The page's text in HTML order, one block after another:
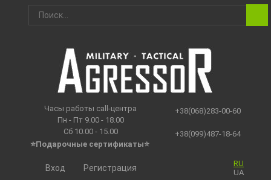
Часы работы call-центра
Пн - Пт 9.00 - 18.00
Сб 10.00 - 15.00
⭐Подарочные сертификаты⭐
+38(068)283-00-60
+38(099)487-18-64
RU
UA
Вход Регистрация